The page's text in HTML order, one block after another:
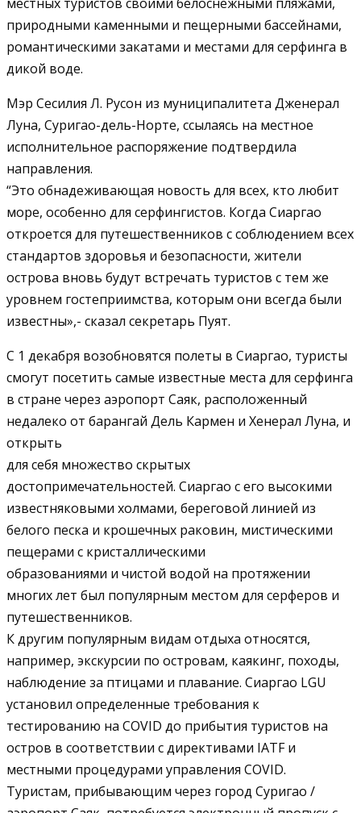
природными каменными и пещерными бассейнами,
романтическими закатами и местами для серфинга в
дикой воде.
Мэр Сесилия Л. Русон из муниципалитета Дженерал
Луна, Суригао-дель-Норте, ссылаясь на местное
исполнительное распоряжение подтвердила
направления.
“Это обнадеживающая новость для всех, кто любит
море, особенно для серфингистов. Когда Сиаргао
откроется для путешественников с соблюдением всех
стандартов здоровья и безопасности, жители
острова вновь будут встречать туристов с тем же
уровнем гостеприимства, которым они всегда были
известны»,- сказал секретарь Пуят.
С 1 декабря возобновятся полеты в Сиаргао, туристы
смогут посетить самые известные места для серфинга
в стране через аэропорт Саяк, расположенный
недалеко от барангай Дель Кармен и Хенерал Луна, и
открыть
для себя множество скрытых
достопримечательностей. Сиаргао с его высокими
известняковыми холмами, береговой линией из
белого песка и крошечных раковин, мистическими
пещерами с кристаллическими
образованиями и чистой водой на протяжении
многих лет был популярным местом для серферов и
путешественников.
К другим популярным видам отдыха относятся,
например, экскурсии по островам, каякинг, походы,
наблюдение за птицами и плавание. Сиаргао LGU
установил определенные требования к
тестированию на COVID до прибытия туристов на
остров в соответствии с директивами IATF и
местными процедурами управления COVID.
Туристам, прибывающим через город Суригао /